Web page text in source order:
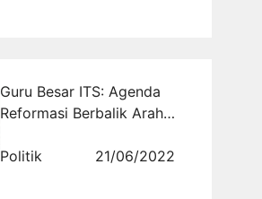
Guru Besar ITS: Agenda
Reformasi Berbalik Arah
Jauh Lebih Buruk!
Politik 21/06/2022